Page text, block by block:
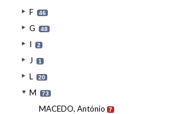
F 46
G 48
I 2
J 1
L 20
M 73
MACEDO, António 7